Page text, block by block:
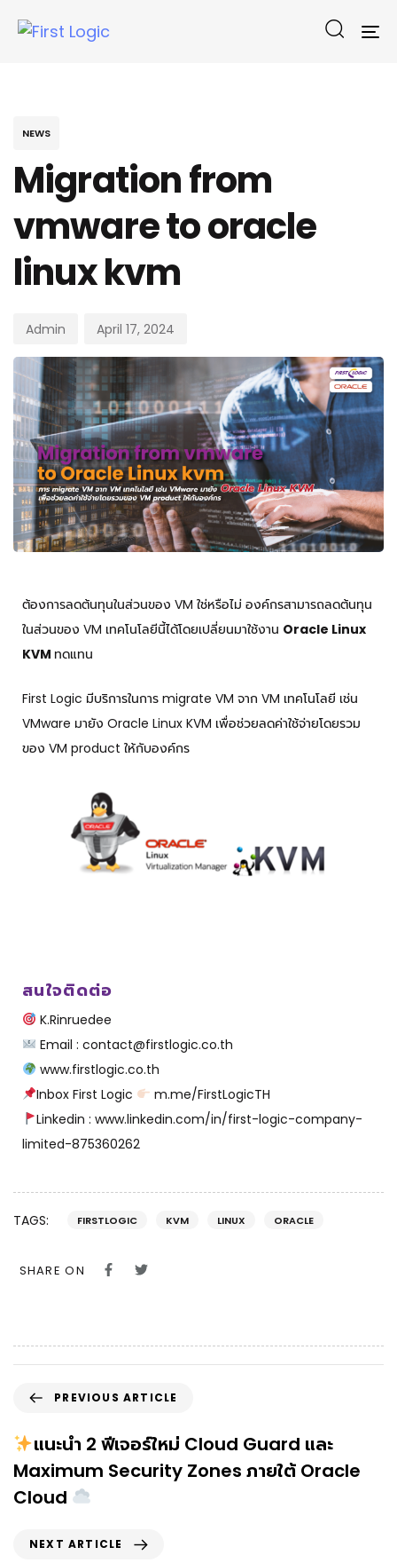
NEWS
Migration from
vmware to oracle
linux kvm
Admin April 17, 2024
ต้องการลดต้นทุนในส่วนของ VM ใช่หรือไม่ องค์กรสามารถลดต้นทุน
ในส่วนของ VM เทคโนโลยีนี้ได้โดยเปลี่ยนมาใช้งาน Oracle Linux
KVM ทดแทน
First Logic มีบริการในการ migrate VM จาก VM เทคโนโลยี เช่น
VMware มายัง Oracle Linux KVM เพื่อช่วยลดค่าใช้จ่ายโดยรวม
ของ VM product ให้กับองค์กร
สนใจติดต่อ
K.Rinruedee
Email : contact@firstlogic.co.th
www.firstlogic.co.th
Inbox First Logic
m.me/FirstLogicTH
Linkedin : www.linkedin.com/in/first-logic-company-
limited-875360262
TAGS: FIRSTLOGIC KVM LINUX ORACLE
SHARE ON
PREVIOUS ARTICLE
แนะนำ 2 ฟีเจอร์ใหม่ Cloud Guard และ
Maximum Security Zones ภายใต้ Oracle
Cloud
NEXT ARTICLE